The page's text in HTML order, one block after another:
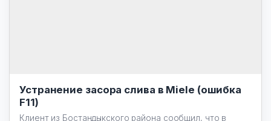
Устранение засора слива в Miele (ошибка
F11)
Клиент из Бостандыкского района сообщил, что в